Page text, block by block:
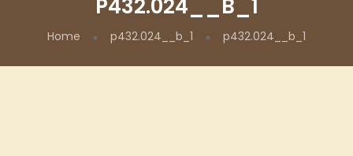
P432.024__B_1
Home p432.024__b_1 p432.024__b_1